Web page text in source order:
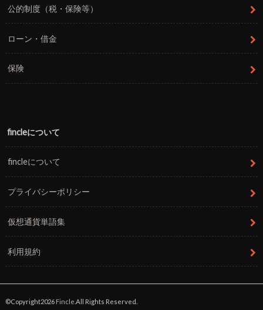
公的制度（税・保険等）
ローン・借金
保険
fincleについて
fincleについて
プライバシーポリシー
仮想通貨単語集
利用規約
©Copyright2026 Fincle .All Rights Reserved.